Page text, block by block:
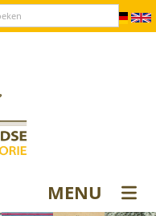
MENU